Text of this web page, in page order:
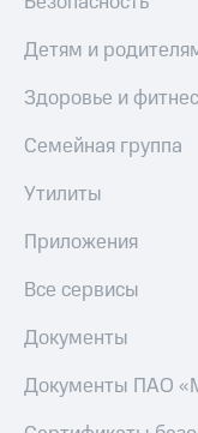
Детям и
Здоровье и фитнес
Семейная группа
Утилиты
Приложения
Все сервисы
Документы
Документы ПАО